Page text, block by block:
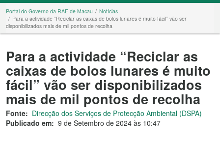
Portal do Governo da RAE de Macau
Notícias
Para a actividade “Reciclar as caixas de bolos lunares é muito fácil” vão ser
disponibilizados mais de mil pontos de recolha
Para a actividade “Reciclar as
caixas de bolos lunares é muito
fácil” vão ser disponibilizados
mais de mil pontos de recolha
Fonte: Direcção dos Serviços de Protecção Ambiental (DSPA)
Publicado em: 9 de Setembro de 2024 às 10:47